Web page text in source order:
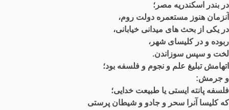
در بندر اسکندریه مصر؛
آنزمان هنوز مستعمره دولت روم،
در یکی از بحث های میدانی خیابانی،
ربوده و در کلیسای شهر،
لخت و سپس سوزاندن.
اتهامش تبلیغ علم و نجوم و فلسفه بود؛
و جرمش:
فلسفه پانته ایستی یا طبیعت خدایی؛
که کلیسا آنرا سحر و جادو و شیطان پرستی